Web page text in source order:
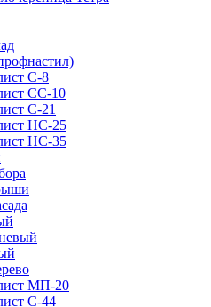
С-8
СС-10
C-21
НС-25
НС-35
МП-20
С-44